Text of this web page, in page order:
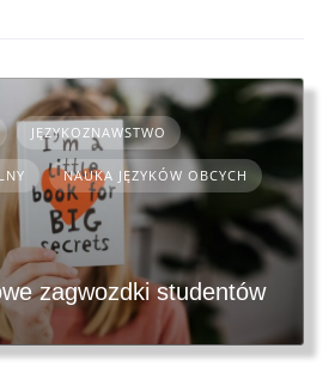
JĘZYKOZNAWSTWO
NAUKA JĘZYKÓW OBCYCH
zagwozdki studentów